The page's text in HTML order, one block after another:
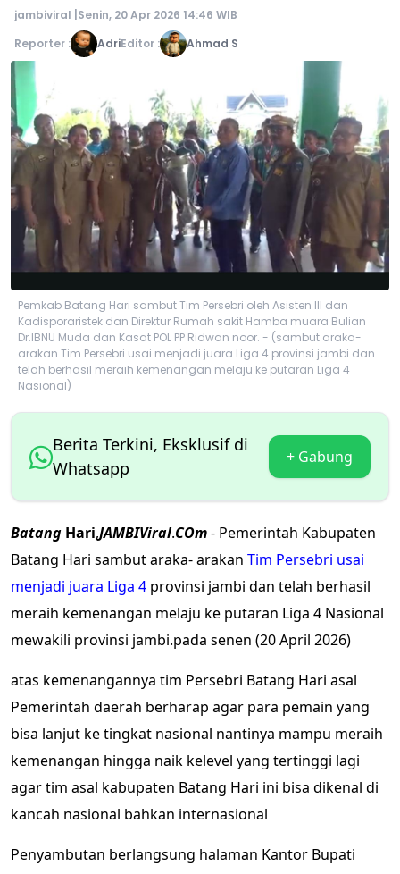
jambiviral | Senin, 20 Apr 2026 14:46 WIB
Reporter :
AdriEditor : Ahmad S
Pemkab Batang Hari sambut Tim Persebri oleh Asisten III dan
Kadisporaristek dan Direktur Rumah sakit Hamba muara Bulian
Dr.IBNU Muda dan Kasat POL PP Ridwan noor. - (sambut araka-
arakan Tim Persebri usai menjadi juara Liga 4 provinsi jambi dan
telah berhasil meraih kemenangan melaju ke putaran Liga 4
Nasional)
Berita Terkini, Eksklusif di
Whatsapp
+ Gabung
Batang Hari,JAMBIViral.COm- Pemerintah Kabupaten
Batang Hari sambut araka- arakan Tim Persebri usai
menjadi juara Liga 4 provinsi jambi dan telah berhasil
meraih kemenangan melaju ke putaran Liga 4 Nasional
mewakili provinsi jambi.pada senen (20 April 2026)
atas kemenangannya tim Persebri Batang Hari asal
Pemerintah daerah berharap agar para pemain yang
bisa lanjut ke tingkat nasional nantinya mampu meraih
kemenangan hingga naik kelevel yang tertinggi lagi
agar tim asal kabupaten Batang Hari ini bisa dikenal di
kancah nasional bahkan internasional
Penyambutan berlangsung halaman Kantor Bupati